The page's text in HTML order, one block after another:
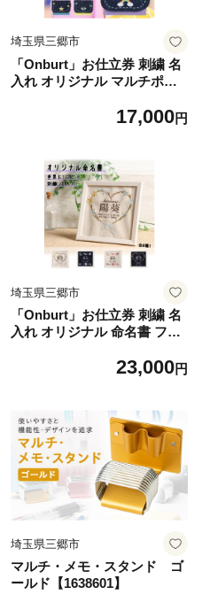
埼玉県三郷市
「Onburt」お仕立券 刺繍 名
入れ オリジナル マルチポケ
17,000円
埼玉県三郷市
「Onburt」お仕立券 刺繍 名
入れ オリジナル 命名書 フレ
23,000円
埼玉県三郷市
マルチ・メモ・スタンド ゴ
ールド【1638601】